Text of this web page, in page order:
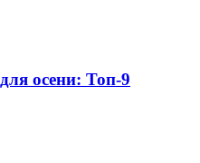
осени: Топ-9